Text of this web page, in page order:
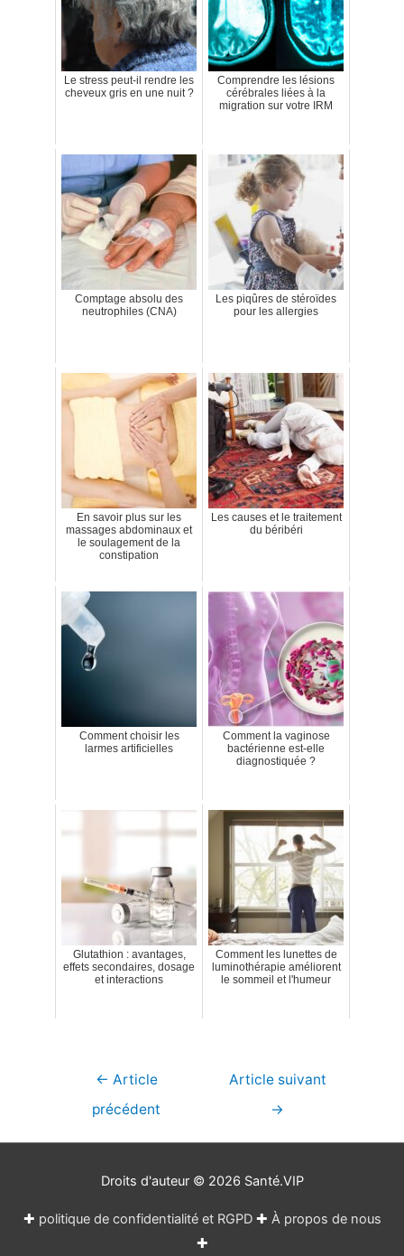
Le stress peut-il rendre les
cheveux gris en une nuit ?
Comprendre les lésions
cérébrales liées à la
migration sur votre IRM
Comptage absolu des
neutrophiles (CNA)
Les piqûres de stéroïdes
pour les allergies
En savoir plus sur les
massages abdominaux et
le soulagement de la
constipation
Les causes et le traitement
du béribéri
Comment choisir les
larmes artificielles
Comment la vaginose
bactérienne est-elle
diagnostiquée ?
Glutathion : avantages,
effets secondaires, dosage
et interactions
Comment les lunettes de
luminothérapie améliorent
le sommeil et l'humeur
Navigation
← Article
précédent
Article suivant
→
Droits d'auteur © 2026 Santé.VIP
✚ politique de confidentialité et RGPD✚ À propos de nous
✚